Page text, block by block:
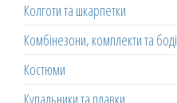
Колготи та шкарпетки
Комбінезони, комплекти та боді
Костюми